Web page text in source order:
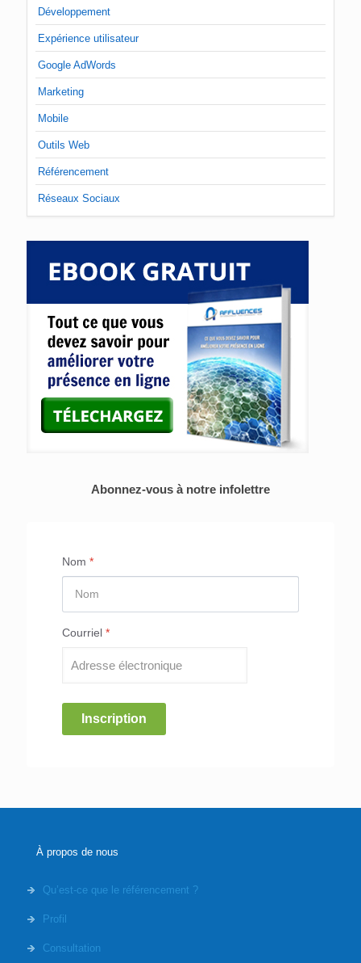
Développement
Expérience utilisateur
Google AdWords
Marketing
Mobile
Outils Web
Référencement
Réseaux Sociaux
Abonnez-vous à notre infolettre
Nom *
Courriel *
Inscription
À propos de nous
Qu’est-ce que le référencement ?
Profil
Consultation